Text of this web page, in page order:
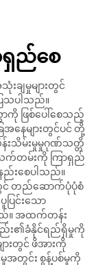
ည်စေ
ချမှုများတွင်
သပါသည်။
ဖြစ်ပေါ်စေသည့်
ေများတွင်ပင် တို့
န်းသိမ်းမှုမှုဂုဏ်သတ္တိ
က်တမ်းကို ကြာရှည်
ည်းစေပါသည်။
င် တည်ဆောက်ပုံပုံစံ
ပြင်းသော
ည်။ အထက်တန်း
စ္စည်း၏ခံနိုင်ရည်ရှိမှုကို
ားတွင် ဖိအားကို
အတွင်း စွန့်ပစ်မှုကို